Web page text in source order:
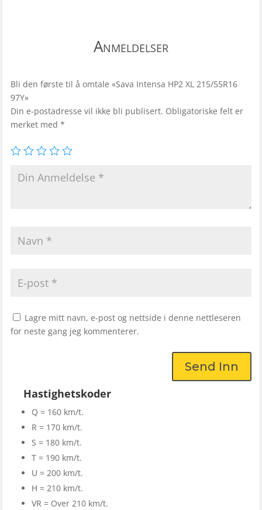
Anmeldelser
Bli den første til å omtale «Sava Intensa HP2 XL 215/55R16
97Y»
Din e-postadresse vil ikke bli publisert. Obligatoriske felt er
merket med *
Lagre mitt navn, e-post og nettside i denne nettleseren
for neste gang jeg kommenterer.
Send Inn
Hastighetskoder
Q = 160 km/t.
R = 170 km/t.
S = 180 km/t.
T = 190 km/t.
U = 200 km/t.
H = 210 km/t.
VR = Over 210 km/t.